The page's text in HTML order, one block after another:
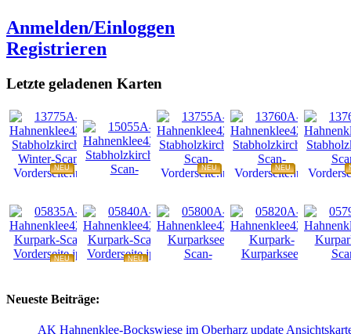
Anmelden/Einloggen
Registrieren
Letzte geladenen Karten
NEU NEU NEU
NEU
NEU
Neueste Beiträge:
AK Hahnenklee-Bockswiese im Oberharz update